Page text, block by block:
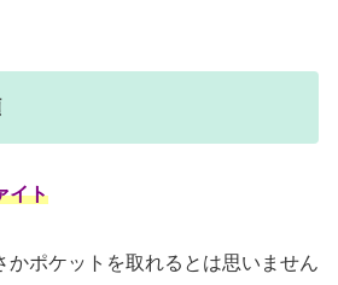
イト
かポケットを取れるとは思いません